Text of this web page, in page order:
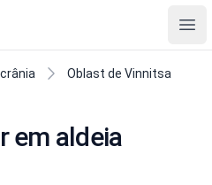
Oblast de Vinnitsa
em aldeia